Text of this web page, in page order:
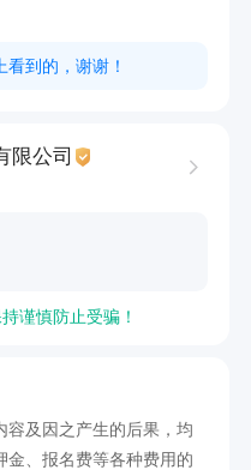
看电脑
，高血压
上看到的，谢谢！
限公司
谨慎防止受骗！
容及因之产生的后果，均
金、报名费等各种费用的